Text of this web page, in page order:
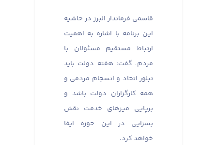
قاسمی فرماندار البرز در حاشیه
این برنامه با اشاره به اهمیت
ارتباط مستقیم مسئولان با
مردم، گفت: هفته دولت باید
تبلور اتحاد و انسجام مردمی و
همه کارگزاران دولت باشد و
برپایی میزهای خدمت نقش
بسزایی در این حوزه ایفا
خواهد کرد.